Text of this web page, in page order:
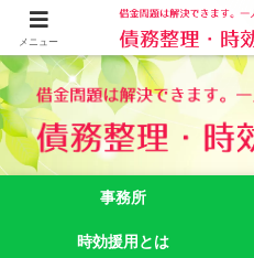
借金問題でお悩みなら司法書士法人御
新宿区新宿二丁目５番１号アル
事務所
時効援用とは
メニュー